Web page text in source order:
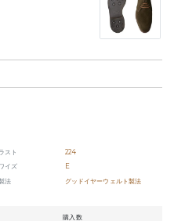
ラスト
224
ワイズ
E
法 グッドイヤーウェルト製法
購入数